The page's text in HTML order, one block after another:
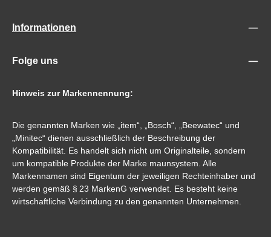
Informationen
Folge uns
Hinweis zur Markennennung:
Die genannten Marken wie „item“, „Bosch“, „Beewatec“ und
„Minitec“ dienen ausschließlich der Beschreibung der
Kompatibilität. Es handelt sich nicht um Originalteile, sondern
um kompatible Produkte der Marke maunsystem. Alle
Markennamen sind Eigentum der jeweiligen Rechteinhaber und
werden gemäß § 23 MarkenG verwendet. Es besteht keine
wirtschaftliche Verbindung zu den genannten Unternehmen.